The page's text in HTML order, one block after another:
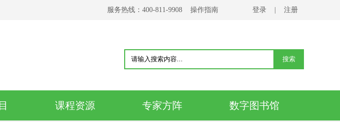
服务热线：400-811-9908 操作指南 登录 注册
课程资源 专家方阵 数字图书馆